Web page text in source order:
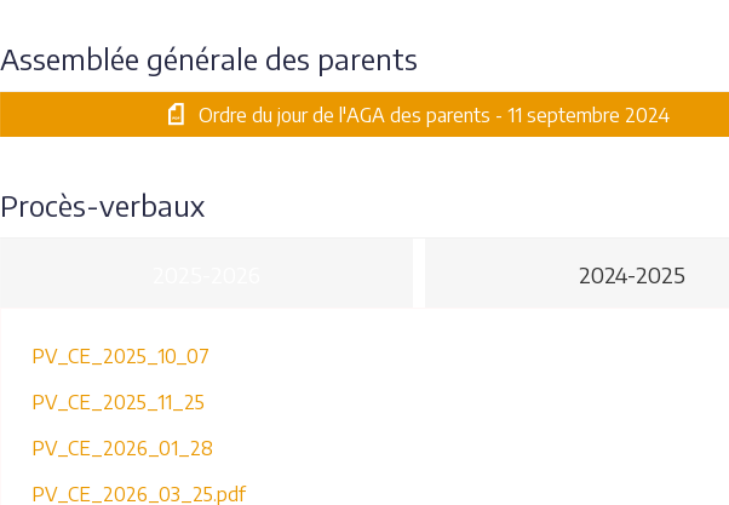
Assemblée générale des parents
Ordre du jour de l'AGA des parents - 11 septembre 2024
Procès-verbaux
2024-2025
PV_CE_2025_10_07
PV_CE_2025_11_25
PV_CE_2026_01_28
PV_CE_2026_03_25.pdf